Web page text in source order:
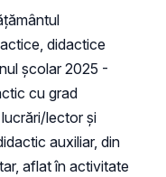
didactice
școlar 2025 -
cu grad
lector și
auxiliar, din
aflat în activitate